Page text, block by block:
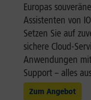
Europas
Assistenten von
Setzen Sie auf
sichere Cloud-
Anwendungen
Support – alles
Zum Angebot